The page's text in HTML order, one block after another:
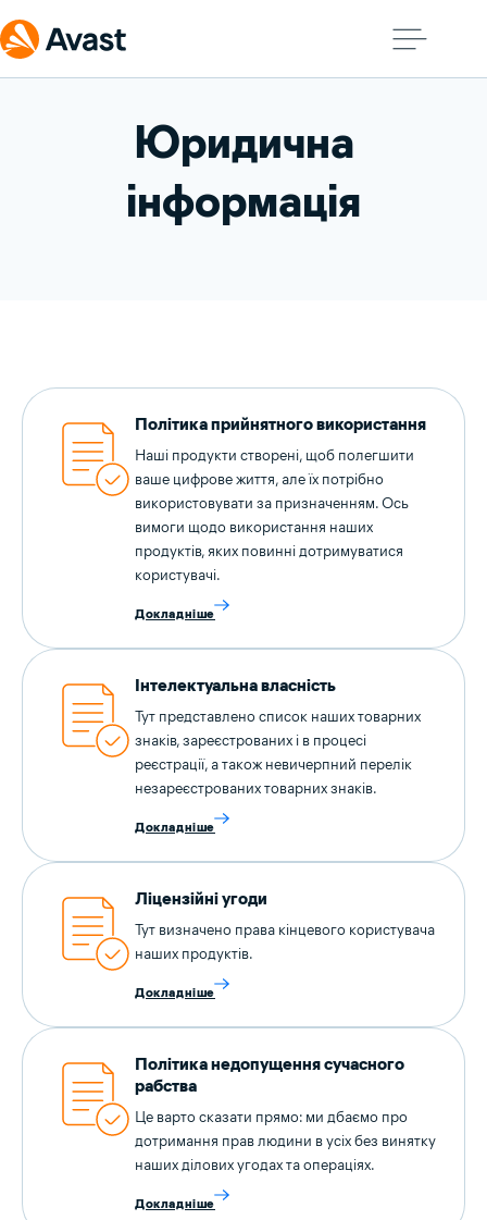
Юридична
інформація
Політика прийнятного використання
Наші продукти створені, щоб полегшити
ваше цифрове життя, але їх потрібно
використовувати за призначенням. Ось
вимоги щодо використання наших
продуктів, яких повинні дотримуватися
користувачі.
Докладніше
Інтелектуальна власність
Тут представлено список наших товарних
знаків, зареєстрованих і в процесі
реєстрації, а також невичерпний перелік
незареєстрованих товарних знаків.
Докладніше
Ліцензійні угоди
Тут визначено права кінцевого користувача
наших продуктів.
Докладніше
Політика недопущення сучасного
рабства
Це варто сказати прямо: ми дбаємо про
дотримання прав людини в усіх без винятку
наших ділових угодах та операціях.
Докладніше